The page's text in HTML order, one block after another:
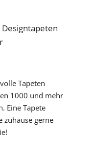
Tapeten
1000 und mehr
Eine Tapete
zuhause gerne